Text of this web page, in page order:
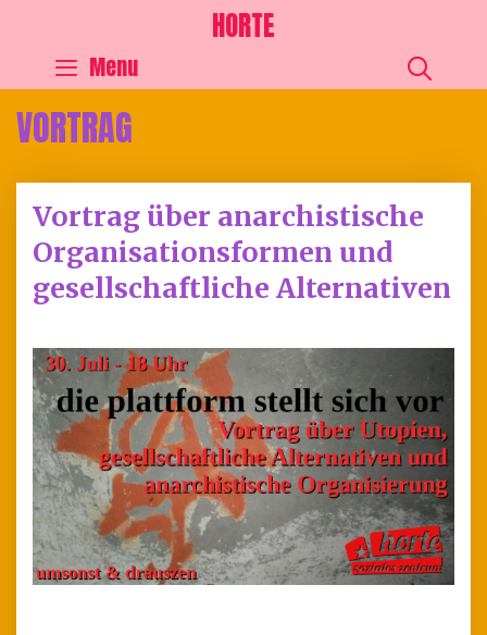
HORTE
Menu
VORTRAG
Vortrag über anarchistische
Organisationsformen und
gesellschaftliche Alternativen